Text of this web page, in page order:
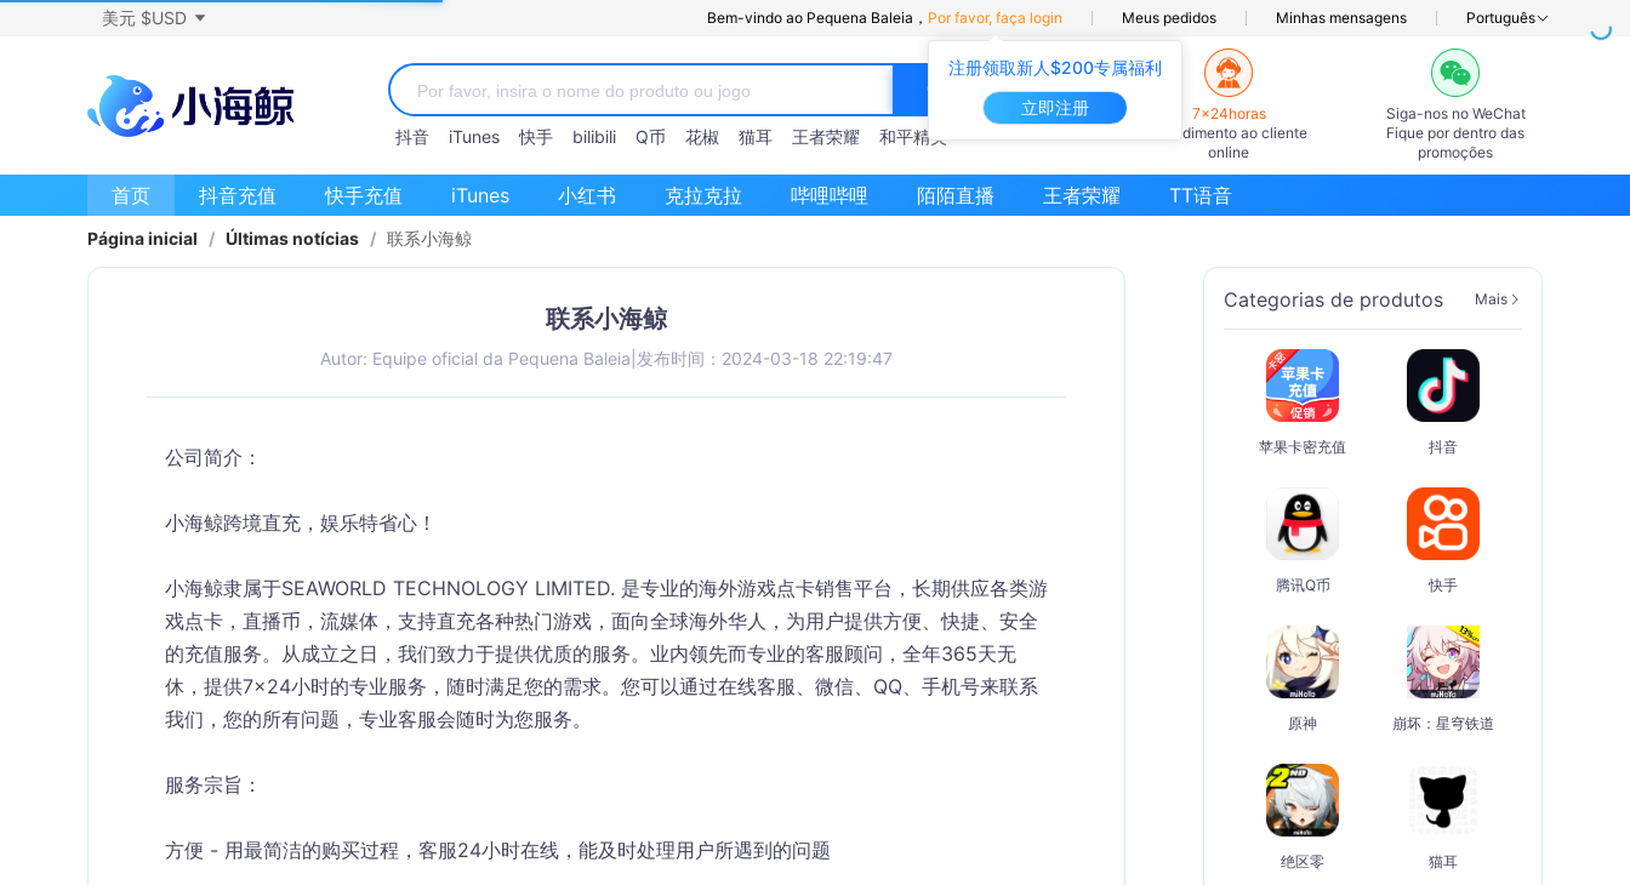
注册领取新人$200专属福利
立即注册
美元 $USD Bem-vindo ao Pequena Baleia， Por favor, faça login Meus pedidos Minhas mensagens Português
抖音 iTunes 快手 bilibili Q币 花椒 猫耳 王者荣耀 和平精英
7×24horas
Atendimento ao cliente
online
Siga-nos no WeChat
Fique por dentro das
promoções
首页 抖音充值 快手充值 iTunes 小红书 克拉克拉 哔哩哔哩 陌陌直播 王者荣耀 TT语音
Página inicial / Últimas notícias / 联系小海鲸
联系小海鲸
Autor: Equipe oficial da Pequena Baleia 发布时间：2024-03-18 22:19:47
公司简介：
小海鲸跨境直充，娱乐特省心！
小海鲸隶属于SEAWORLD TECHNOLOGY LIMITED. 是专业的海外游戏点卡销售平台，长期供应各类游
戏点卡，直播币，流媒体，支持直充各种热门游戏，面向全球海外华人，为用户提供方便、快捷、安全
的充值服务。从成立之日，我们致力于提供优质的服务。业内领先而专业的客服顾问，全年365天无
休，提供7×24小时的专业服务，随时满足您的需求。您可以通过在线客服、微信、QQ、手机号来联系
我们，您的所有问题，专业客服会随时为您服务。
服务宗旨：
方便 - 用最简洁的购买过程，客服24小时在线，能及时处理用户所遇到的问题
Categorias de produtos Mais
苹果卡密充值 抖音
腾讯Q币 快手
原神 崩坏：星穹铁道
绝区零 猫耳